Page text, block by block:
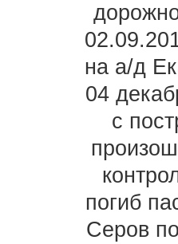
на а/д
04
с
погиб
Серов